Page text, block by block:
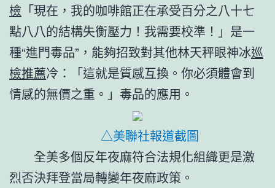
檢 「現在，我的咖啡館正在承受百分之八十七
點八八的結構失衡壓力！我需要校準！」是一
種“進門毒品”，能夠招致對其他林天秤眼神冰巡
檢推薦冷：「這就是質感互換。你必須體會到
情感的無價之重。」毒品的應用。
△美聯社報道截圖
全美多個反年夜麻符合法規化組織更是激
烈否決拜登當局轉變年夜麻政策。